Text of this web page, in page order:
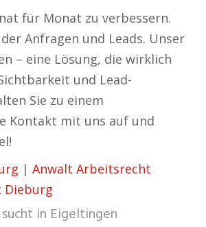
für Monat zu verbessern.
Anfragen und Leads. Unser
– eine Lösung, die wirklich
und Lead-
Sie zu einem
Kontakt mit uns auf und
| Anwalt Arbeitsrecht
Dieburg
sucht in Eigeltingen